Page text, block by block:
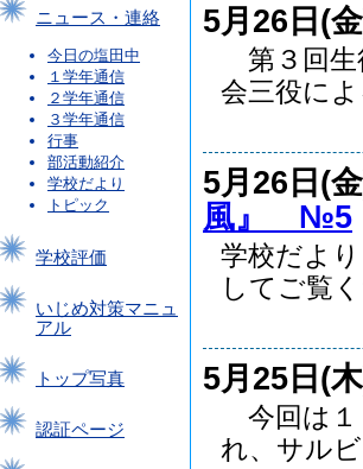
ニュース・連絡
今日の塩田中
１学年通信
２学年通信
３学年通信
行事
部活動紹介
学校だより
トピック
学校評価
いじめ対策マニュ
アル
トップ写真
認証ページ
5月26日(
第３回生
会三役に
5月26日(
風』 №5
学校だよ
してご覧
5月25日(
今回は１
れ、サル